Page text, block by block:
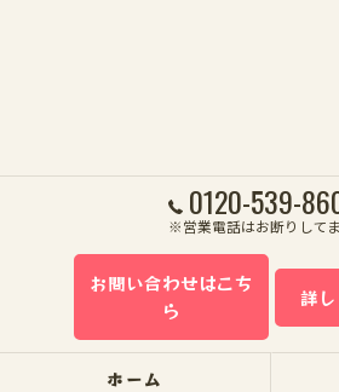
0120-539-
※営業電話はお断りしてま
お問い合わせはこち
ら
詳
ホーム